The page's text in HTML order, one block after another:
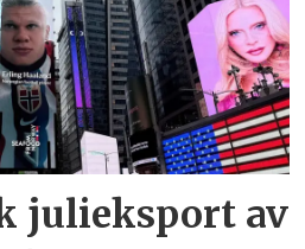
julieksport av